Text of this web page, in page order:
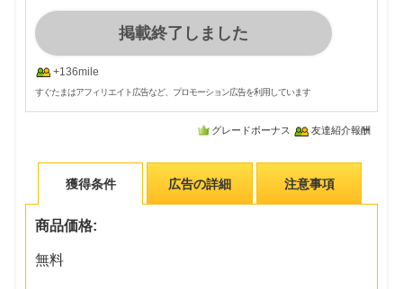
掲載終了しました
+136mile
すぐたまはアフィリエイト広告など、プロモーション広告を利用しています
グレードボーナス 友達紹介報酬
獲得条件 広告の詳細 注意事項
商品価格:
無料